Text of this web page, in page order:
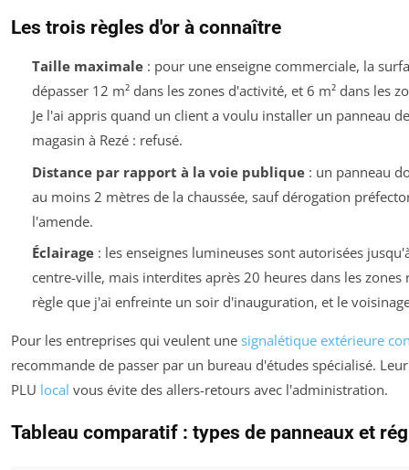
Les trois règles d'or à connaître
Taille maximale: pour une enseigne commerciale, la
dépasser 12 m² dans les zones d'activité, et 6 m² dans les
Je l'ai appris quand un client a voulu installer un panneau
magasin à Rezé : refusé.
Distance par rapport à la voie publique: un panneau
au moins 2 mètres de la chaussée, sauf dérogation
l'amende.
Éclairage: les enseignes lumineuses sont autorisées
centre-ville, mais interdites après 20 heures dans les zones
règle que j'ai enfreinte un soir d'inauguration, et le
Pour les entreprises qui veulent une signalétique extérieure
recommande de passer par un bureau d'études spécialisé.
PLU local vous évite des allers-retours avec l'administration.
Tableau comparatif : types de panneaux et